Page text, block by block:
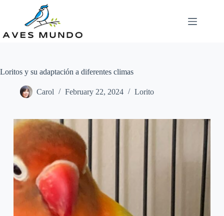
Loritos y su adaptación a diferentes climas
Carol February 22, 2024 Lorito